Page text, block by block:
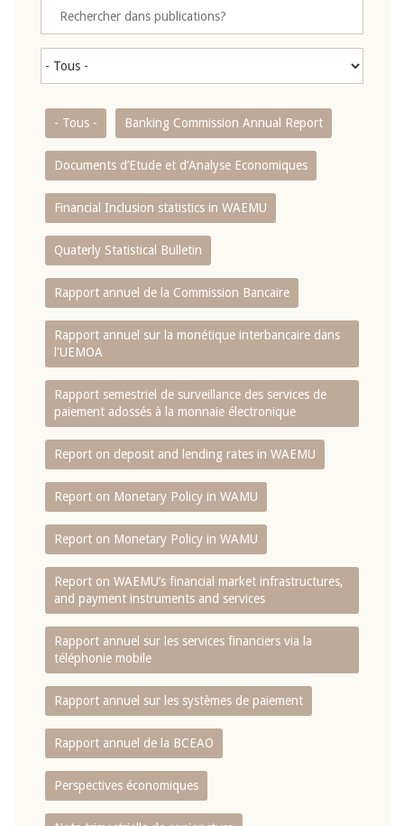
- Tous - Banking Commission Annual Report
Documents d’Etude et d’Analyse Economiques
Financial Inclusion statistics in WAEMU
Quaterly Statistical Bulletin
Rapport annuel de la Commission Bancaire
Rapport annuel sur la monétique interbancaire dans
l'UEMOA
Rapport semestriel de surveillance des services de
paiement adossés à la monnaie électronique
Report on deposit and lending rates in WAEMU
Report on Monetary Policy in WAMU
Report on Monetary Policy in WAMU
Report on WAEMU’s financial market infrastructures,
and payment instruments and services
Rapport annuel sur les services financiers via la
téléphonie mobile
Rapport annuel sur les systèmes de paiement
Rapport annuel de la BCEAO
Perspectives économiques